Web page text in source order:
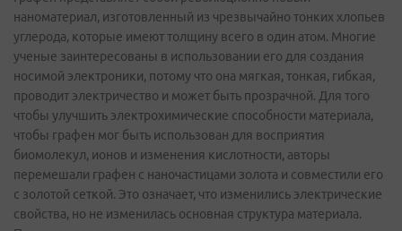
наноматериал, изготовленный из чрезвычайно тонких хлопьев
углерода, которые имеют толщину всего в один атом. Многие
ученые заинтересованы в использовании его для создания
носимой электроники, потому что она мягкая, тонкая, гибкая,
проводит электричество и может быть прозрачной. Для того
чтобы улучшить электрохимические способности материала,
чтобы графен мог быть использован для восприятия
биомолекул, ионов и изменения кислотности, авторы
перемешали графен с наночастицами золота и совместили его
с золотой сеткой. Это означает, что изменились электрические
свойства, но не изменилась основная структура материала.